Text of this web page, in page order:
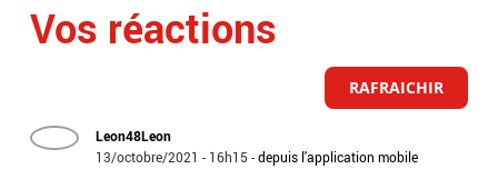
Vos réactions
RAFRAICHIR
Leon48Leon
13/octobre/2021 - 16h15 -depuis l'application mobile